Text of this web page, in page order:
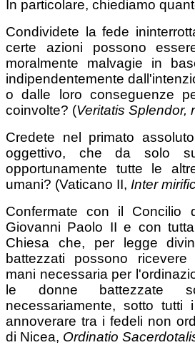
In particolare, chiediamo
Condividete la fede
certe azioni possono
moralmente malvagie in
indipendentemente
o dalle loro conseguenze
coinvolte? (Veritatis Splendor,
Credete nel primato
oggettivo, che da solo
opportunamente tutte le
umani? (Vaticano II, Inter
Confermate con il Concilio
Giovanni Paolo II e con
Chiesa che, per legge
battezzati possono ricevere
mani necessaria per
le donne battezzate
necessariamente, sotto
annoverare tra i fedeli non
di Nicea, Ordinatio